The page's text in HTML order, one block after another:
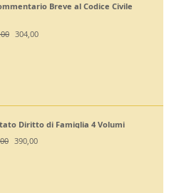
Breve al Codice Civile
304,00
Diritto di Famiglia 4 Volumi
390,00